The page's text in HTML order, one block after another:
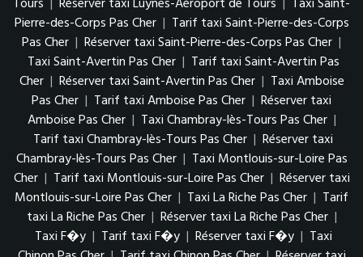
Pierre-des-Corps Pas Cher | Tarif taxi Saint-Pierre-des-Corps
Pas Cher | Réserver taxi Saint-Pierre-des-Corps Pas Cher |
Taxi Saint-Avertin Pas Cher | Tarif taxi Saint-Avertin Pas
Cher | Réserver taxi Saint-Avertin Pas Cher | Taxi Amboise
Pas Cher | Tarif taxi Amboise Pas Cher | Réserver taxi
Amboise Pas Cher | Taxi Chambray-lès-Tours Pas Cher |
Tarif taxi Chambray-lès-Tours Pas Cher | Réserver taxi
Chambray-lès-Tours Pas Cher | Taxi Montlouis-sur-Loire Pas
Cher | Tarif taxi Montlouis-sur-Loire Pas Cher | Réserver taxi
Montlouis-sur-Loire Pas Cher | Taxi La Riche Pas Cher | Tarif
taxi La Riche Pas Cher | Réserver taxi La Riche Pas Cher |
Taxi F�y | Tarif taxi F�y | Réserver taxi F�y | Taxi